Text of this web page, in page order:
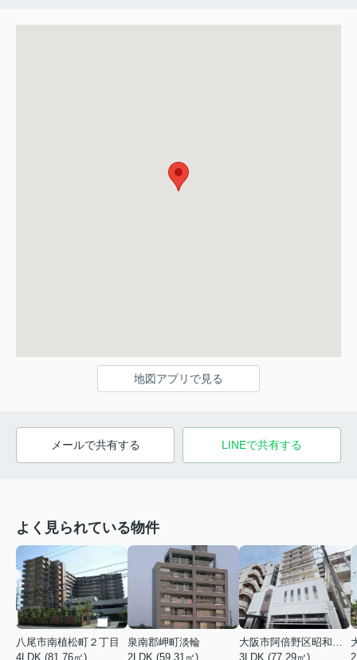
地図アプリで見る
メールで共有する LINEで共有する
よく見られている物件
八尾市南植松町２丁目
4LDK (81.76㎡)
泉南郡岬町淡輪
2LDK (59.31㎡)
大阪市阿倍野区昭和町２丁目
3LDK (77.29㎡)